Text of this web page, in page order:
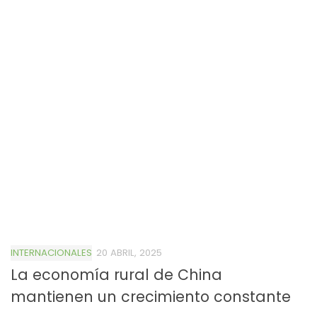
INTERNACIONALES 20 ABRIL, 2025
La economía rural de China
mantienen un crecimiento constante